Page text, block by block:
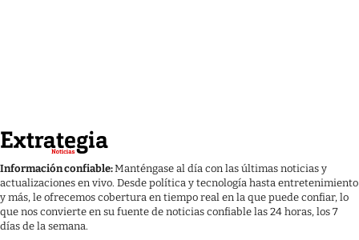
Información confiable:Manténgase al día con las últimas noticias y
actualizaciones en vivo. Desde política y tecnología hasta entretenimiento
y más, le ofrecemos cobertura en tiempo real en la que puede confiar, lo
que nos convierte en su fuente de noticias confiable las 24 horas, los 7
días de la semana.